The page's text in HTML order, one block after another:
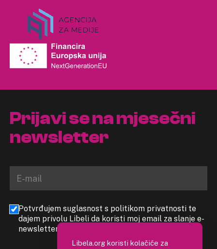
Prijavi se na mjesečni
newsletter
Potvrđujem suglasnost s politikom privatnosti te
dajem privolu Libeli da koristi moj email za slanje e-
newslettera
Libela.org koristi kolačiće za